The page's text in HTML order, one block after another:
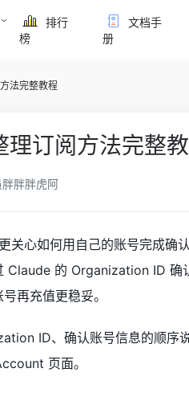
排行
榜
文档手
册
法完整教程
订阅方法完整
胖胖虎阿
关心如何用自己的账号完成确
Claude 的 Organization ID 确
再充值更稳妥。
ID、确认账号信息的顺序
页面。